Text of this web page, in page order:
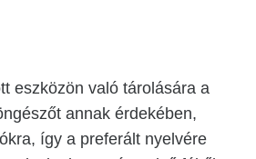
eszközön való tárolására a
annak érdekében,
így a preferált nyelvére